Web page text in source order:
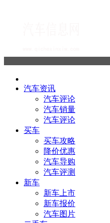
汽车资讯
汽车评论
汽车销量
汽车评论
买车
买车攻略
降价优惠
汽车导购
汽车评测
新车
新车上市
新车报价
汽车图片